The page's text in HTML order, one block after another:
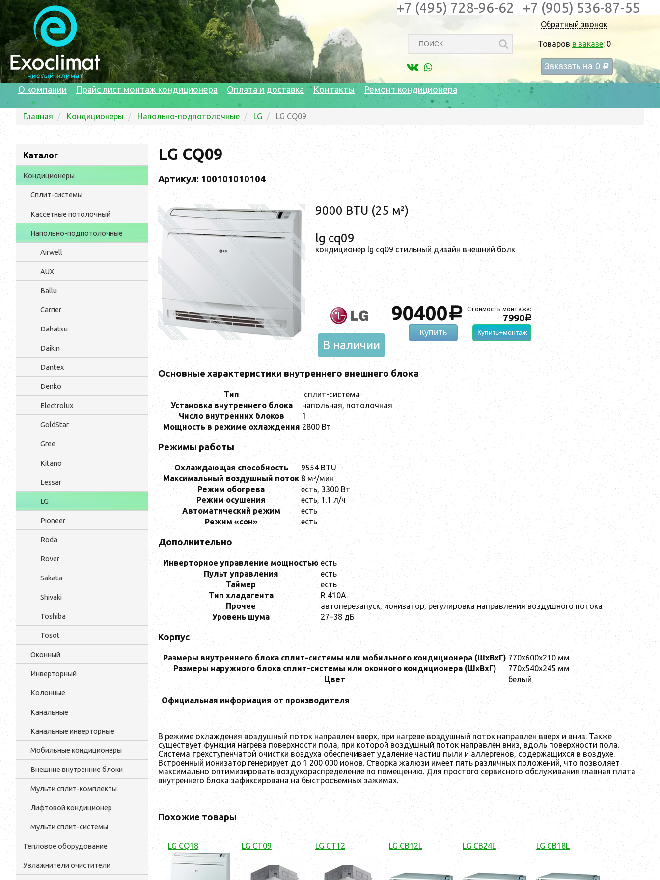
Обратный звонок
Товаров в заказе: 0
Заказать на 0 c
+7 (495) 728-96-62 +7 (905) 536-87-55
О компании Прайс лист монтаж кондиционера Оплата и доставка Контакты Ремонт кондиционера
Главная Кондиционеры Напольно-подпотолочные LG LG CQ09
Каталог
Кондиционеры
Сплит-системы
Кассетные потолочный
Напольно-подпотолочные
Airwell
AUX
Ballu
Carrier
Dahatsu
Daikin
Dantex
Denko
Electrolux
GoldStar
Gree
Kitano
Lessar
LG
Pioneer
Röda
Rover
Sakata
Shivaki
Toshiba
Tosot
Оконный
Инверторный
Колонные
Канальные
Канальные инверторные
Мобильные кондиционеры
Внешние внутренние блоки
Мульти cплит-комплекты
Лифтовой кондиционер
Мульти сплит-системы
Тепловое оборудование
Увлажнители очистители
LG CQ09
Артикул: 100101010104
9000 BTU (25 м²)
lg cq09
кондиционер lg cq09 стильный дизайн внешний болк
Стоимость монтажа:
7990a
Купить+монтаж
90400a
Купить
В наличии
Основные характеристики внутреннего внешнего блока
Тип
сплит-система
Установка внутреннего блока
напольная, потолочная
Число внутренних блоков
1
Мощность в режиме охлаждения 2800 Вт
Режимы работы
Охлаждающая способность
9554 BTU
Максимальный воздушный поток 8 м³/мин
Режим обогрева
есть, 3300 Вт
Режим осушения
есть, 1.1 л/ч
Автоматический режим
есть
Режим «сон»
есть
Дополнительно
Инверторное управление мощностью есть
Пульт управления
есть
Таймер
есть
Тип хладагента
R 410A
Прочее
автоперезапуск, ионизатор, регулировка направления воздушного потока
Уровень шума
27–38 дБ
Корпус
Размеры внутреннего блока сплит-системы или мобильного кондиционера (ШxВxГ) 770x600x210 мм
Размеры наружного блока сплит-системы или оконного кондиционера (ШxВxГ)
770x540x245 мм
Цвет
белый
Официальная информация от производителя
В режиме охлаждения воздушный поток направлен вверх, при нагреве воздушный поток направлен вверх и вниз. Также
существует функция нагрева поверхности пола, при которой воздушный поток направлен вниз, вдоль поверхности пола.
Система трехступенчатой очистки воздуха обеспечивает удаление частиц пыли и аллергенов, содержащихся в воздухе.
Встроенный ионизатор генерирует до 1 200 000 ионов. Створка жалюзи имеет пять различных положений, что позволяет
максимально оптимизировать воздухораспределение по помещению. Для простого сервисного обслуживания главная плата
внутреннего блока зафиксирована на быстросъемных зажимах.
Похожие товары
LG CQ18 LG CT09 LG CT12 LG CB12L LG CB24L LG CB18L